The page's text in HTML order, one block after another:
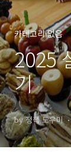
카테고리 없음
2025
기
by 정책 도우미